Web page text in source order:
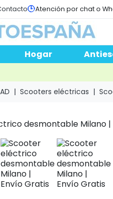
Atención por chat o
Hogar
Scooters eléctricas